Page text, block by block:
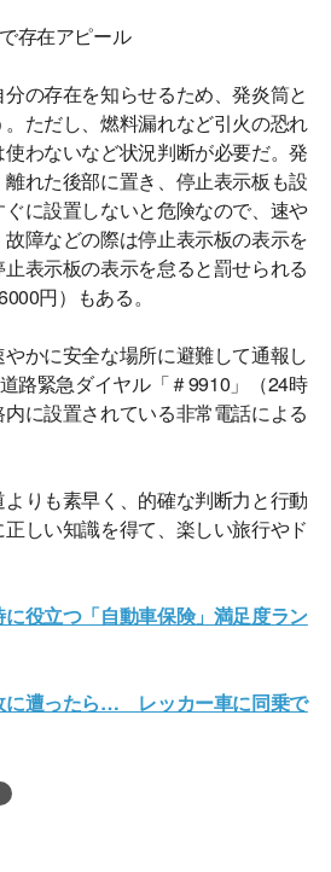
存在アピール
の存在を知らせるため、発炎筒と
ただし、燃料漏れなど引火の恐れ
わないなど状況判断が必要だ。発
れた後部に置き、停止表示板も設
に設置しないと危険なので、速や
障などの際は停止表示板の表示を
表示板の表示を怠ると罰せられる
円）もある。
かに安全な場所に避難して通報し
路緊急ダイヤル「＃9910」（24時
に設置されている非常電話による
りも素早く、的確な判断力と行動
しい知識を得て、楽しい旅行やド
役立つ「自動車保険」満足度ラン
に遭ったら… レッカー車に同乗で